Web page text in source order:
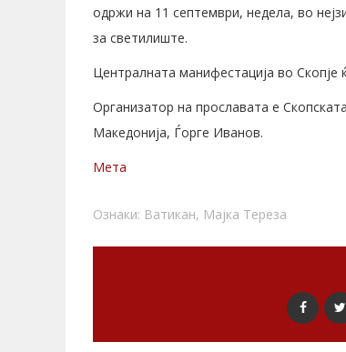
одржи на 11 септември, недела, во
за светилиште.
Централната манифестација во Скопје
Организатор на прославата е
Македонија, Ѓорге Иванов.
Мета
Ознаки: Ватикан, Мајка Тереза